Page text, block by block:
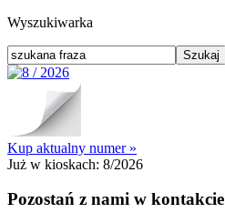
Wyszukiwarka
Kup aktualny numer »
Już w kioskach: 8/2026
Pozostań z nami w kontakcie